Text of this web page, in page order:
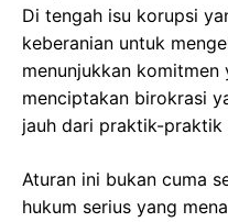
Di tengah isu korupsi
keberanian untuk
menunjukkan
menciptakan birokrasi
jauh dari praktik-praktik
Aturan ini bukan cuma
hukum serius yang